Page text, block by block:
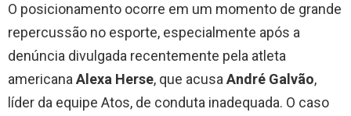
O posicionamento ocorre em um momento de grande
repercussão no esporte, especialmente após a
denúncia divulgada recentemente pela atleta
americanaAlexa Herse, que acusaAndré Galvão,
líder da equipe Atos, de conduta inadequada. O caso